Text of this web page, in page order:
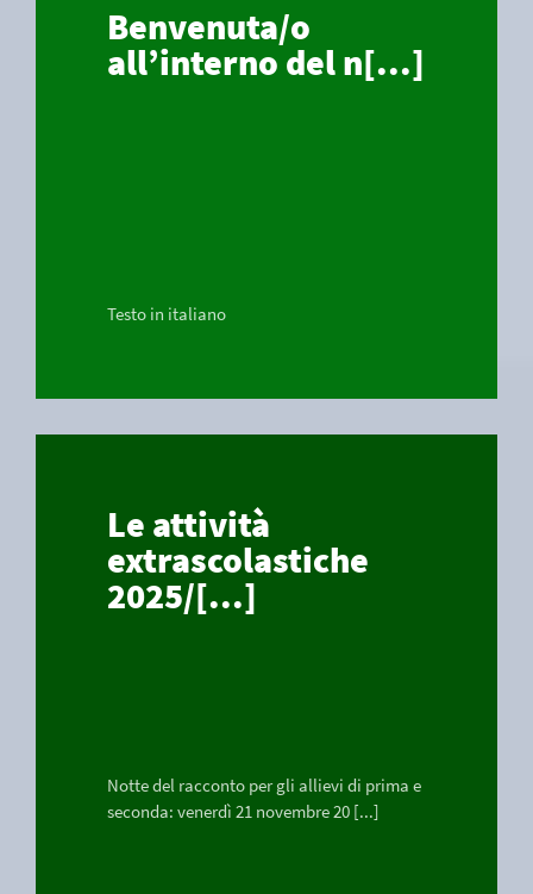
Benvenuta/o
all’interno del n[...]
Testo in italiano
Le attività
extrascolastiche
2025/[...]
Notte del racconto per gli allievi di prima e
seconda: venerdì 21 novembre 20 [...]